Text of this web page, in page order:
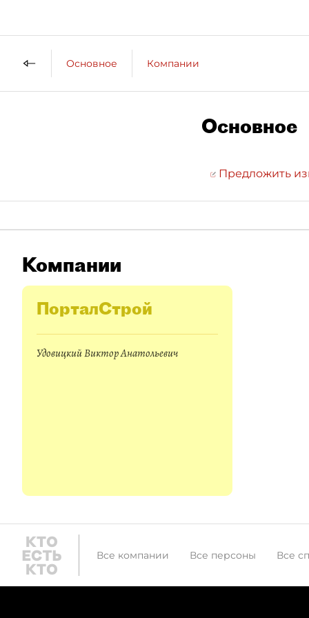
Основное Компании
Основное
Предложить
Компании
ПорталСтрой
Удовицкий Виктор Анатольевич
Все компании Все персоны Все